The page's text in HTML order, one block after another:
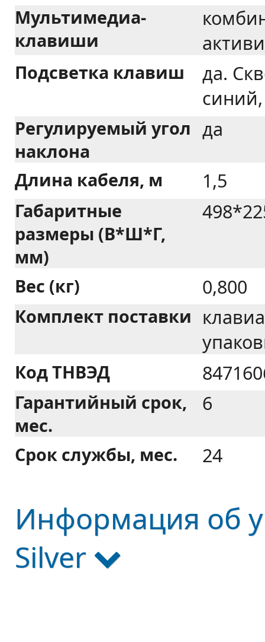
Мультимедиа-
клавиши
Подсветка клавиш
да.
Регулируемый угол
наклона
да
Длина кабеля, м 1,5
Габаритные
размеры (В*Ш*Г,
мм)
Вес (кг) 0,800
Комплект поставки
Код ТНВЭД
Гарантийный срок,
мес.
6
Срок службы, мес. 24
Информация об
Silver